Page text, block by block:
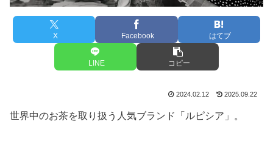
X Facebook はてブ
LINE コピー
2024.02.12 2025.09.22
世界中のお茶を取り扱う人気ブランド「ルピシア」。